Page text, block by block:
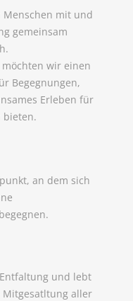
Menschen mit und
gemeinsam
wir einen
Begegnungen,
Erleben für
bieten.
an dem sich
und lebt
aller